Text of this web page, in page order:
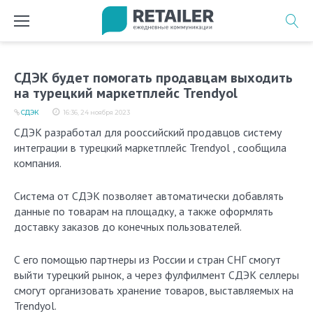
СДЭК будет помогать продавцам выходить
на турецкий маркетплейс Trendyol
16:36, 24 ноября 2023
СДЭК
СДЭК разработал для рооссийский продавцов систему
интеграции в турецкий маркетплейс Trendyol , сообщила
компания.
Система от СДЭК позволяет автоматически добавлять
данные по товарам на площадку, а также оформлять
доставку заказов до конечных пользователей.
С его помощью партнеры из России и стран СНГ смогут
выйти турецкий рынок, а через фулфилмент СДЭК селлеры
смогут организовать хранение товаров, выставляемых на
Trendyol.